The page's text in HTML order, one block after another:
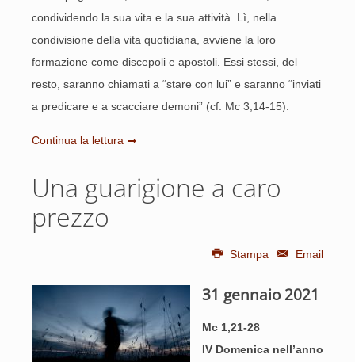
condividendo la sua vita e la sua attività. Lì, nella
condivisione della vita quotidiana, avviene la loro
formazione come discepoli e apostoli. Essi stessi, del
resto, saranno chiamati a “stare con lui” e saranno “inviati
a predicare e a scacciare demoni” (cf. Mc 3,14-15).
Continua la lettura
Una guarigione a caro
prezzo
Stampa Email
31 gennaio 2021
Mc 1,21-28
IV Domenica nell’anno